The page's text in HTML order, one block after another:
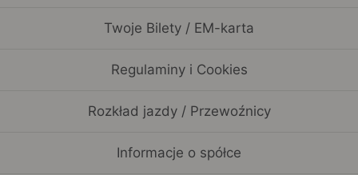
Twoje Bilety / EM-karta
Regulaminy i Cookies
Rozkład jazdy / Przewoźnicy
Informacje o spółce